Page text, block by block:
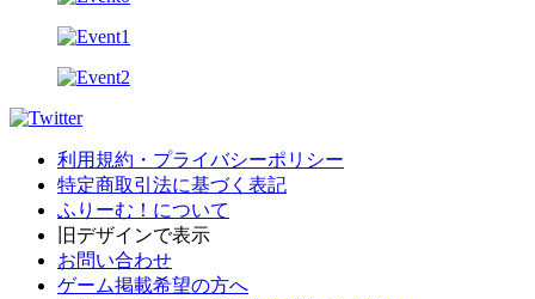
利用規約・プライバシーポリシー
特定商取引法に基づく表記
ふりーむ！について
旧デザインで表示
お問い合わせ
ゲーム掲載希望の方へ